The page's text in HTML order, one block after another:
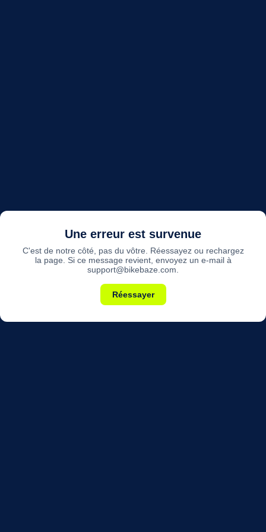
Une erreur est survenue
C'est de notre côté, pas du vôtre. Réessayez ou rechargez
la page. Si ce message revient, envoyez un e-mail à
support@bikebaze.com.
Réessayer